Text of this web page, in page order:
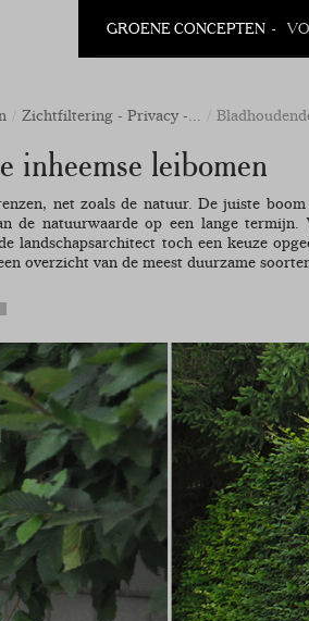
GROENE CONCEPTEN
Zichtfiltering - Privacy -...
inheemse leibomen
net zoals de natuur. De juiste
de natuurwaarde op een lange termijn.
landschapsarchitect toch een keuze
overzicht van de meest duurzame